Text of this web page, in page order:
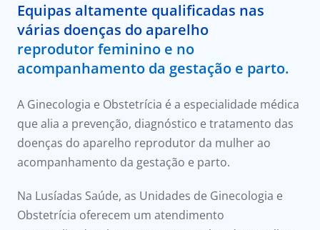
Equipas altamente qualificadas nas
várias doenças do aparelho
reprodutor feminino e no
acompanhamento da gestação e parto.
A Ginecologia e Obstetrícia é a especialidade médica
que alia a prevenção, diagnóstico e tratamento das
doenças do aparelho reprodutor da mulher ao
acompanhamento da gestação e parto.
Na Lusíadas Saúde, as Unidades de Ginecologia e
Obstetrícia oferecem um atendimento